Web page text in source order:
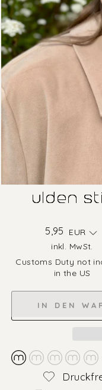
ulden
5,95
Preis
EUR
inkl. MwSt.
Customs Duty not
in the US
IN DEN